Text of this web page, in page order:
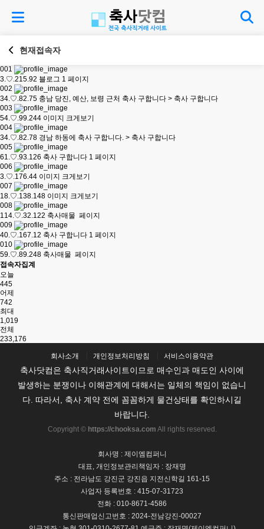
현재접속자
001
3.♡.215.92 블로그 1 페이지
002
34.♡.82.75 충남 당진, 예산, 보령 근처 축사 구합니다 > 축사 구합니다
003
54.♡.99.244 이미지 크게보기
004
34.♡.82.78 경남 하동에 축사 구합니다. > 축사 구합니다
005
61.♡.93.126 축사 구합니다 1 페이지
006
3.♡.176.44 이미지 크게보기
007
18.♡.138.148 이미지 크게보기
008
114.♡.32.122 축사매물 페이지
009
40.♡.167.12 축사 구합니다 1 페이지
010
59.♡.89.248 축사매물 페이지
접속자집계
오늘
445
어제
742
최대
1,019
전체
233,176
회사소개 개인정보처리방침 서비스이용약관
축사닷컴은 축사직거래사이트이므로 매수인과 매도인 사이에
발생하는 분쟁이나 이해관계에 대해서는 일체의 책임이 없습니
다. 따라서, 축사 계약 전에 꼼꼼하게 물건상태를 확인하시길
바랍니다.
Copyright © https://chooksa.com All rights reserved.
회사명 : 제이엠컴퍼니
대표, 개인정보관리책임자 : 장재명
주소 : 전라남도 강진군 강진읍 지전신학길 161-15
사업자 등록번호 : 415-07-31723
전화 : 010-8671-4586
통신판매업신고번호 : 2024-전남강진-00027